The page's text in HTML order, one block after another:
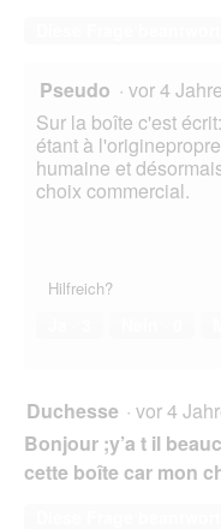
Pseudo · vor 4
Sur la boîte c'est
étant à
humaine et
choix commercial.
Hilfreich?
Duchesse · vor 4
Bonjour ;y’a t il
cette boîte car mon